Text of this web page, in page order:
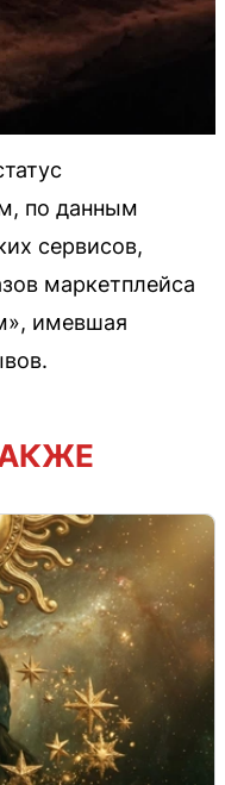
по данным
сервисов,
маркетплейса
имевшая